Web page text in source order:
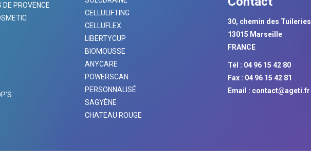
PROVENCE
CELLULIFTING
CELLUFLEX
LIBERTYCUP
BIOMOUSSE
ANYCARE
POWERSCAN
PERSONNALISÉ
SAGYÈNE
CHATEAU ROUGE
30, chemin des Tuileries
13015 Marseille
FRANCE
Tél : 04 96 15 42 80
Fax : 04 96 15 42 81
Email : contact@ageti.fr